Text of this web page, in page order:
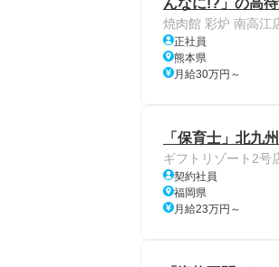
んなに!?」の高
焼肉館 彩炉 南高江
正社員
熊本県
月給30万円～
「保育士」北九
ギフトリゾート2号
契約社員
福岡県
月給23万円～